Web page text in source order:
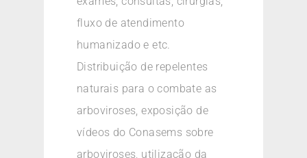
fluxo de atendimento
humanizado e etc.
Distribuição de repelentes
naturais para o combate as
arboviroses, exposição de
vídeos do Conasems sobre
arboviroses, utilização da